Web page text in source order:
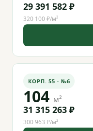
29 391 582 ₽
320 100 ₽/м²
КОРП. 55 · №6
104 м²
31 315 263 ₽
300 963 ₽/м²